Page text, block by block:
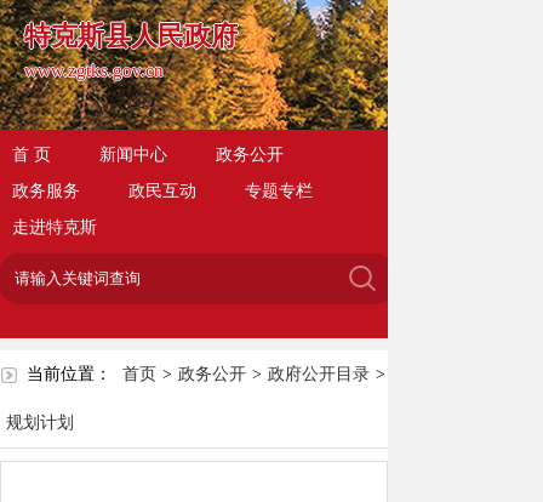
特克斯县人民政府
www.zgtks.gov.cn
首 页 新闻中心
政务公开
政务服务
政民互动
专题专栏
走进特克斯
当前位置： 首页 > 政务公开 > 政府公开目录 >
规划计划